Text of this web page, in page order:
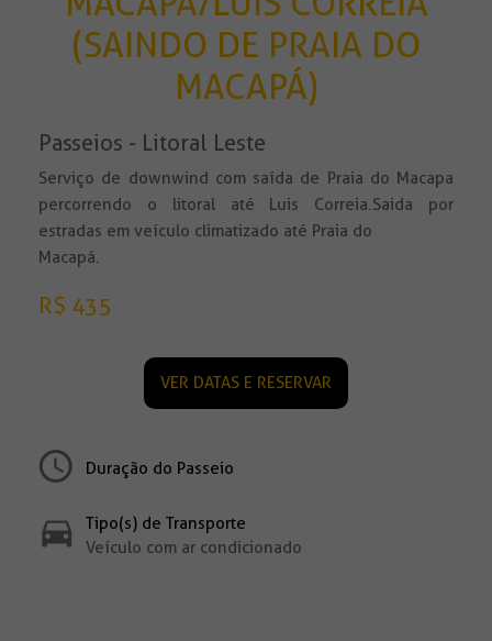
(SAINDO DE PRAIA DO
MACAPÁ)
Passeios - Litoral Leste
Serviço de downwind com saída de Praia do Macapa
percorrendo o litoral até Luis Correia.Saida por
estradas em veículo climatizado até Praia do
Macapá.
R$ 435
VER DATAS E RESERVAR
Duração do Passeio
Tipo(s) de Transporte
Veículo com ar condicionado